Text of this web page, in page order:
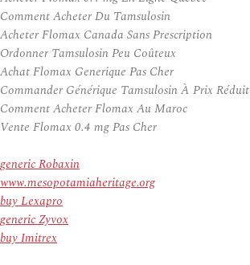
Comment Acheter Du Tamsulosin
Acheter Flomax Canada Sans Prescription
Ordonner Tamsulosin Peu Coûteux
Achat Flomax Generique Pas Cher
Commander Générique Tamsulosin À Prix Réduit
Comment Acheter Flomax Au Maroc
Vente Flomax 0.4 mg Pas Cher
generic Robaxin
www.mesopotamiaheritage.org
buy Lexapro
generic Zyvox
buy Imitrex